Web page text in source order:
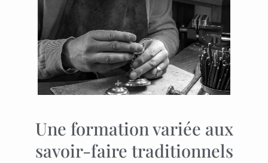
Une formation variée aux
savoir-faire traditionnels